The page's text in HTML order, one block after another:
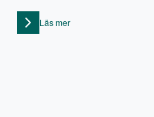
Läs mer